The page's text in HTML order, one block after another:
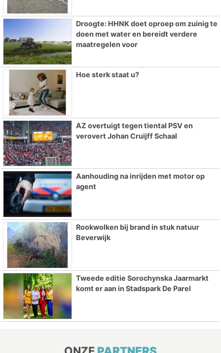
Droogte: HHNK doet oproep om zuinig te
doen met water en bereidt verdere
maatregelen voor
Hoe sterk staat u?
AZ overtuigt tegen tiental PSV en
verovert Johan Cruijff Schaal
Aanhouding na inrijden met motor op
agent
Rookwolken bij brand in stuk natuur
Beverwijk
Tweede editie Sorochynska Jaarmarkt
komt er aan in Stadspark De Parel